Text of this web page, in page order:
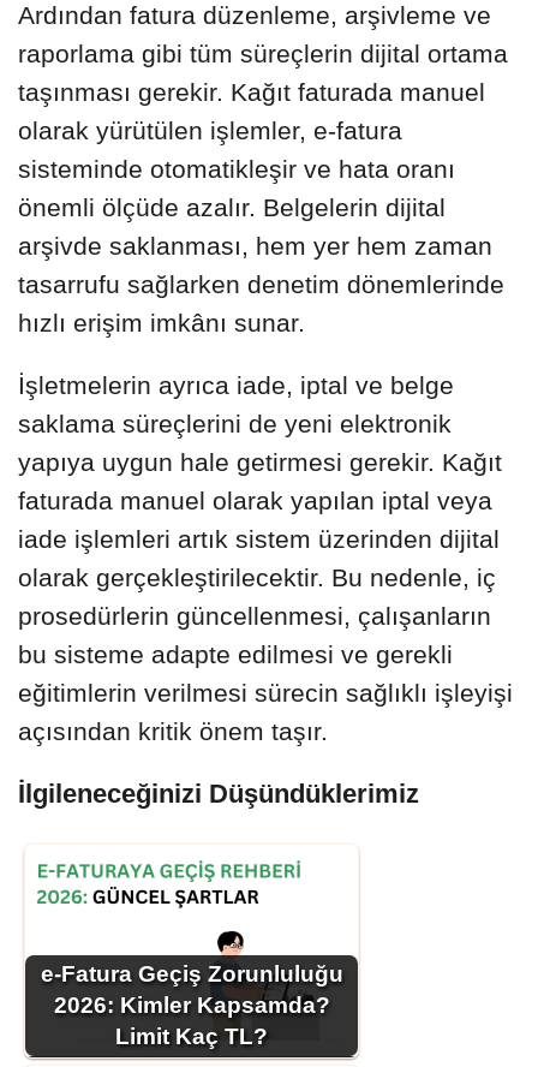
Ardından fatura düzenleme, arşivleme ve
raporlama gibi tüm süreçlerin dijital ortama
taşınması gerekir. Kağıt faturada manuel
olarak yürütülen işlemler, e-fatura
sisteminde otomatikleşir ve hata oranı
önemli ölçüde azalır. Belgelerin dijital
arşivde saklanması, hem yer hem zaman
tasarrufu sağlarken denetim dönemlerinde
hızlı erişim imkânı sunar.
İşletmelerin ayrıca iade, iptal ve belge
saklama süreçlerini de yeni elektronik
yapıya uygun hale getirmesi gerekir. Kağıt
faturada manuel olarak yapılan iptal veya
iade işlemleri artık sistem üzerinden dijital
olarak gerçekleştirilecektir. Bu nedenle, iç
prosedürlerin güncellenmesi, çalışanların
bu sisteme adapte edilmesi ve gerekli
eğitimlerin verilmesi sürecin sağlıklı işleyişi
açısından kritik önem taşır.
İlgileneceğinizi Düşündüklerimiz
e-Fatura Geçiş Zorunluluğu
2026: Kimler Kapsamda?
Limit Kaç TL?